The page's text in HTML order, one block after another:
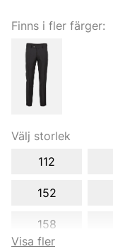
Finns i fler färger:
Välj storlek
Visa fler
112
152
158